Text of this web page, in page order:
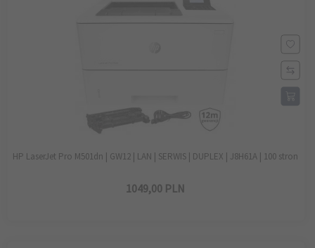
HP LaserJet Pro M501dn | GW12 | LAN | SERWIS | DUPLEX | J8H61A | 100 stron
1049,00 PLN